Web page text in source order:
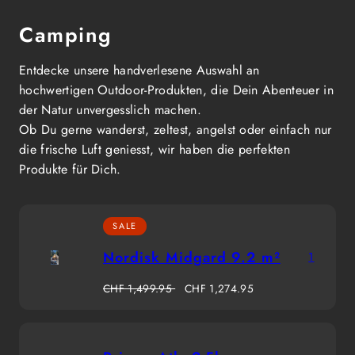
Camping
Entdecke unsere handverlesene Auswahl an
hochwertigen Outdoor-Produkten, die Dein Abenteuer in
der Natur unvergesslich machen.
Ob Du gerne wanderst, zeltest, angelst oder einfach nur
die frische Luft geniesst, wir haben die perfekten
Produkte für Dich.
SALE
Nordisk Midgard 9.2 m²
Regulärer
CHF 1,499.95 Verkaufspreis
CHF 1,274.95
1